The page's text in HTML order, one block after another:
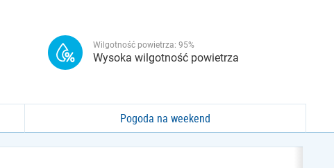
Wilgotność powietrza: 95%
Wysoka wilgotność powietrza
Pogoda na weekend